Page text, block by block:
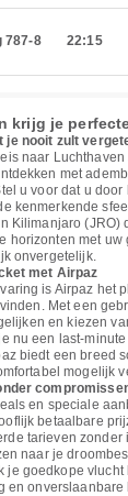
787-8 22:15
krijg je
je nooit zult
naar
met
u voor dat u
kenmerkende
Kilimanjaro (JRO)
horizonten met
onvergetelijk.
met Airpaz
is Airpaz het
Met een
en kiezen
nu een last-
biedt een breed
mogelijk
en speciale
betaalbare
tarieven zonder
naar je
je goedkope vlucht
en onverslaanbare